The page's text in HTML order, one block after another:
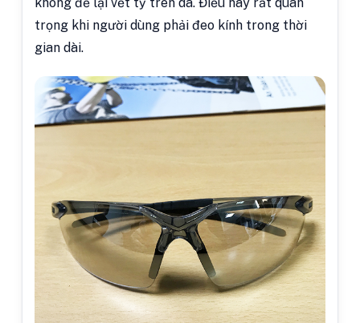
trọng khi người dùng phải đeo kính trong thời
gian dài.